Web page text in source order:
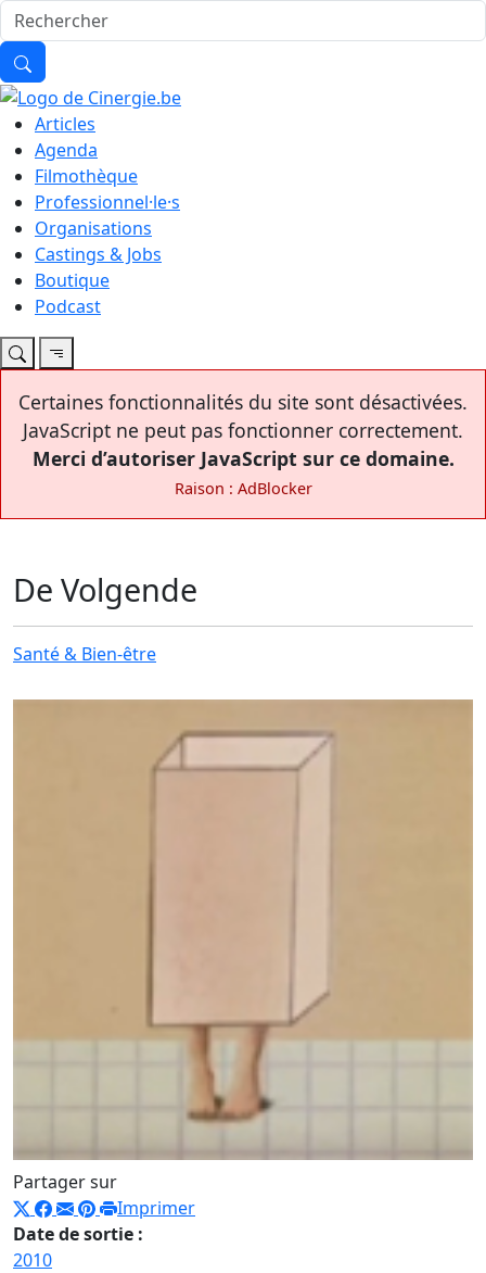
Articles
Agenda
Filmothèque
Professionnel·le·s
Organisations
Castings & Jobs
Boutique
Podcast
Certaines fonctionnalités du site sont désactivées.
JavaScript ne peut pas fonctionner correctement.
Merci d’autoriser JavaScript sur ce domaine.
Raison : AdBlocker
De Volgende
Santé & Bien-être
Partager sur
Imprimer
Date de sortie :
2010